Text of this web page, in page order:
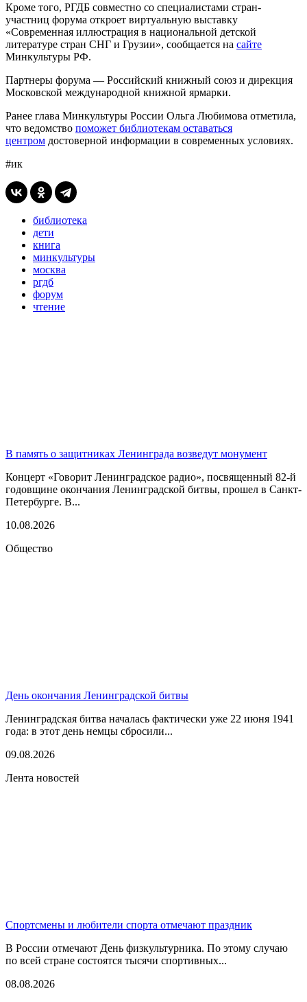
Кроме того, РГДБ совместно со специалистами стран-
участниц форума откроет виртуальную выставку
«Современная иллюстрация в национальной детской
литературе стран СНГ и Грузии», сообщается на сайте
Минкультуры РФ.
Партнеры форума — Российский книжный союз и дирекция
Московской международной книжной ярмарки.
Ранее глава Минкультуры России Ольга Любимова отметила,
что ведомство поможет библиотекам оставаться
центром достоверной информации в современных условиях.
#ик
библиотека
дети
книга
минкультуры
москва
ргдб
форум
чтение
В память о защитниках Ленинграда возведут монумент
Концерт «Говорит Ленинградское радио», посвященный 82-й
годовщине окончания Ленинградской битвы, прошел в Санкт-
Петербурге. В...
10.08.2026
Общество
День окончания Ленинградской битвы
Ленинградская битва началась фактически уже 22 июня 1941
года: в этот день немцы сбросили...
09.08.2026
Лента новостей
Спортсмены и любители спорта отмечают праздник
В России отмечают День физкультурника. По этому случаю
по всей стране состоятся тысячи спортивных...
08.08.2026